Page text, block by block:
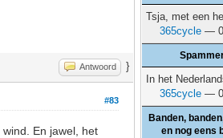
Antwoord }
#83
En jawel, het
Tsja, met een
365cycle —
In het
365cycle —
Banden,
en nog eens